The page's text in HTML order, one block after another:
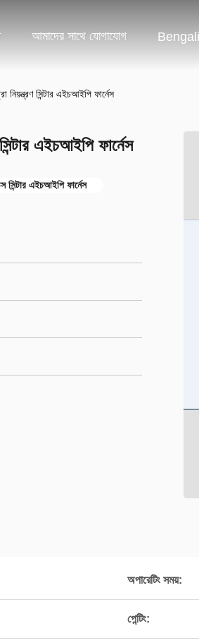
আমাদের সাথে যোগাযোগ Bengali
সিন্টার এইচআইপি ফার্নেস
এইচআইপি ফার্নেস
সিন্টার এইচআইপি ফার্নেস
অপারেটিং সময়:
পেন্টিং: